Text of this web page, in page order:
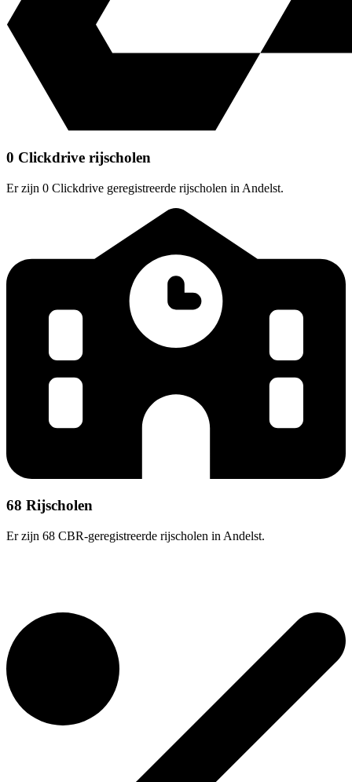
0 Clickdrive rijscholen
Er zijn 0 Clickdrive geregistreerde rijscholen in Andelst.
68 Rijscholen
Er zijn 68 CBR-geregistreerde rijscholen in Andelst.